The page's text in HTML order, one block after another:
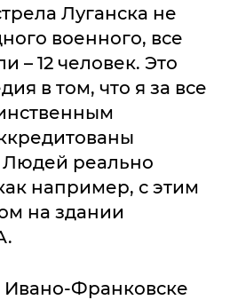
Луганска не
военного, все
– 12 человек. Это
в том, что я за все
реально
например, с этим
на здании
Франковске